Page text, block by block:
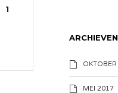
1
ARCHIEVEN
MEI 2017